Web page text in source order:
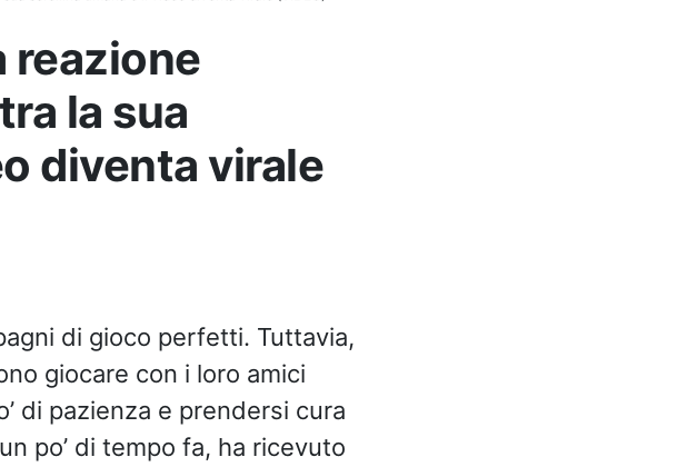
reazione
la sua
diventa virale
di gioco perfetti. Tuttavia,
giocare con i loro amici
di pazienza e prendersi cura
po’ di tempo fa, ha ricevuto